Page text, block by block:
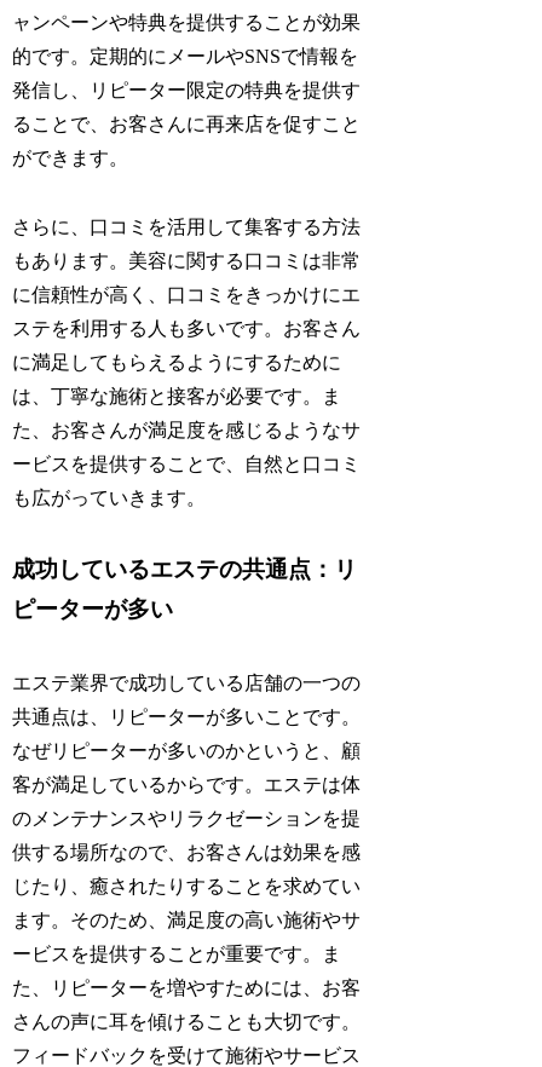
ャンペーンや特典を提供することが効果
的です。定期的にメールやSNSで情報を
発信し、リピーター限定の特典を提供す
ることで、お客さんに再来店を促すこと
ができます。
さらに、口コミを活用して集客する方法
もあります。美容に関する口コミは非常
に信頼性が高く、口コミをきっかけにエ
ステを利用する人も多いです。お客さん
に満足してもらえるようにするために
は、丁寧な施術と接客が必要です。ま
た、お客さんが満足度を感じるようなサ
ービスを提供することで、自然と口コミ
も広がっていきます。
成功しているエステの共通点：リ
ピーターが多い
エステ業界で成功している店舗の一つの
共通点は、リピーターが多いことです。
なぜリピーターが多いのかというと、顧
客が満足しているからです。エステは体
のメンテナンスやリラクゼーションを提
供する場所なので、お客さんは効果を感
じたり、癒されたりすることを求めてい
ます。そのため、満足度の高い施術やサ
ービスを提供することが重要です。ま
た、リピーターを増やすためには、お客
さんの声に耳を傾けることも大切です。
フィードバックを受けて施術やサービス